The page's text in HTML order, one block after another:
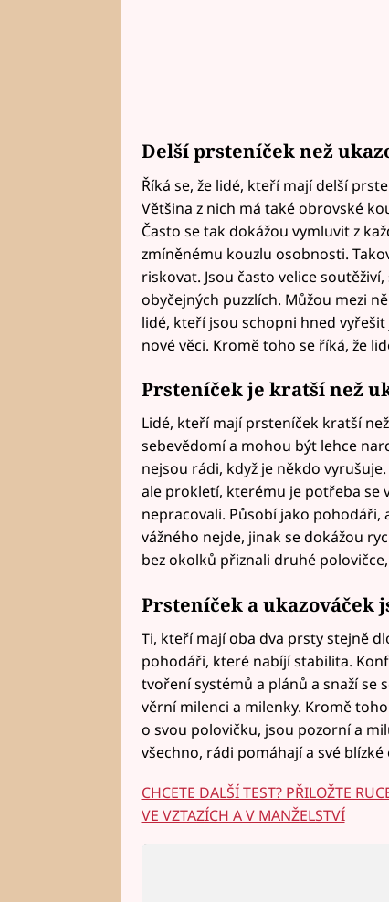
Delší prsteníček než
Říká se, že lidé, kteří mají delší
Většina z nich má také obrovské
Často se tak dokážou vymluvit z
zmíněnému kouzlu osobnosti.
riskovat. Jsou často velice
obyčejných puzzlích. Můžou mezi
lidé, kteří jsou schopni hned
nové věci. Kromě toho se říká, že
Prsteníček je kratší než
Lidé, kteří mají prsteníček kratší
sebevědomí a mohou být lehce
nejsou rádi, když je někdo
ale prokletí, kterému je potřeba se
nepracovali. Působí jako pohodáři,
vážného nejde, jinak se dokážou
bez okolků přiznali druhé
Prsteníček a ukazováček
Ti, kteří mají oba dva prsty stejně
pohodáři, které nabíjí stabilita.
tvoření systémů a plánů a snaží se
věrní milenci a milenky. Kromě
o svou polovičku, jsou pozorní a
všechno, rádi pomáhají a své
CHCETE DALŠÍ TEST? PŘILOŽTE
VE VZTAZÍCH A V MANŽELSTVÍ